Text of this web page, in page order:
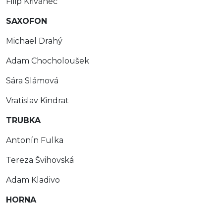
SAXOFON
Michael Drahý
Adam Chocholoušek
Sára Slámová
Vratislav Kindrat
TRUBKA
Antonín Fulka
Tereza Švihovská
Adam Kladivo
HORNA